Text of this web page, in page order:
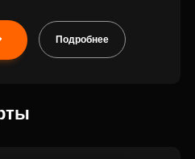
с банком
Подробнее